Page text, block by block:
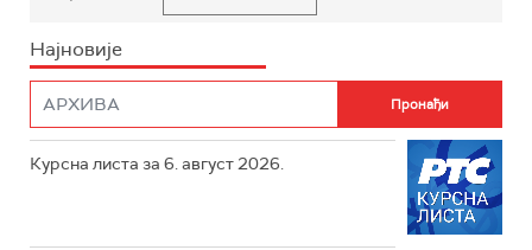
Најновије
Курсна листа за 6. август 2026.